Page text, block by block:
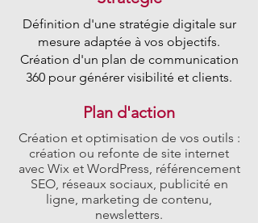
Définition d'une stratégie digitale sur
mesure adaptée à vos objectifs.
Création d'un plan de communication
360 pour générer visibilité et clients.
Plan d'action
Création et optimisation de vos outils :
création ou refonte de site internet
avec Wix et WordPress, référencement
SEO, réseaux sociaux, publicité en
ligne, marketing de contenu,
newsletters.